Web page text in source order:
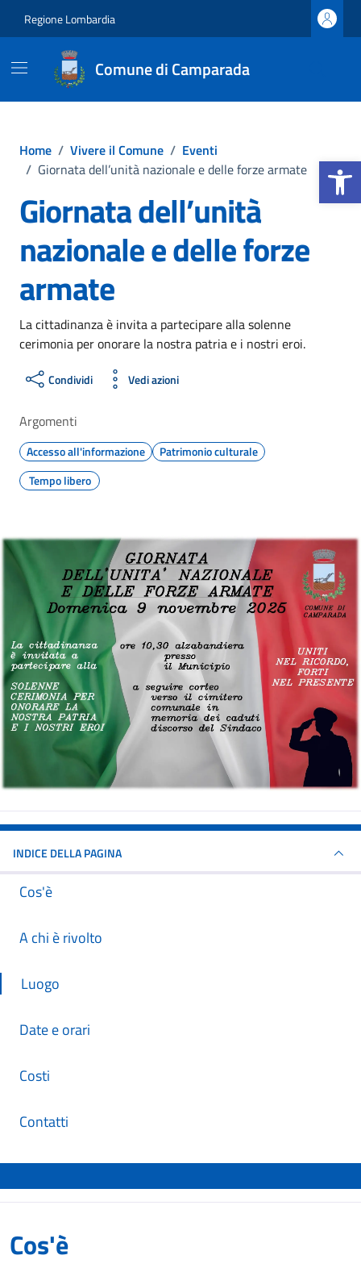
Apri la
Regione Lombardia
Comune di Camparada
Home / Vivere il Comune / Eventi
/ Giornata dell’unità nazionale e delle forze armate
Giornata dell’unità
nazionale e delle forze
armate
La cittadinanza è invita a partecipare alla solenne
cerimonia per onorare la nostra patria e i nostri eroi.
Condividi Vedi azioni
Argomenti
Accesso all'informazione
Patrimonio culturale
Tempo libero
INDICE DELLA PAGINA
Cos'è
A chi è rivolto
Luogo
Date e orari
Costi
Contatti
Cos'è